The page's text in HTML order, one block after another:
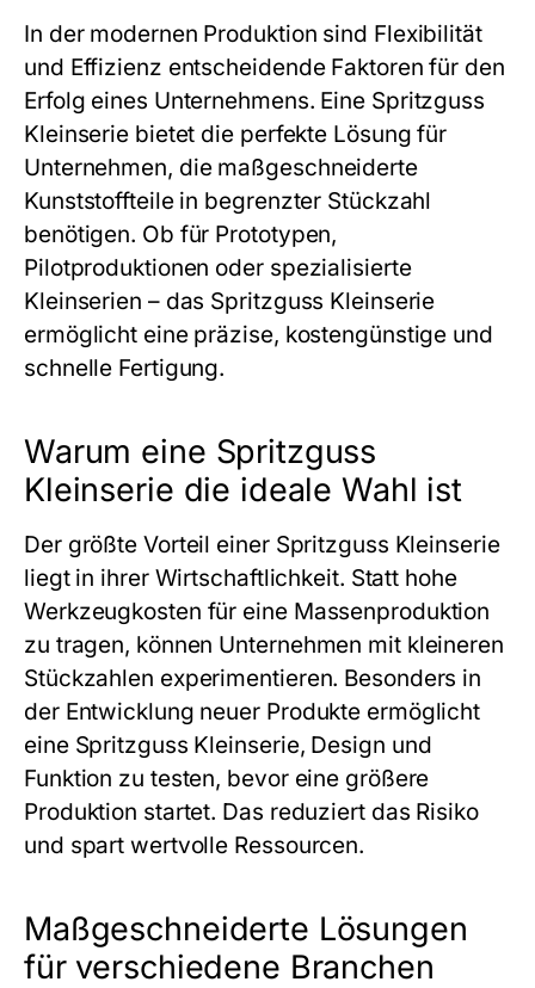
In der modernen Produktion sind Flexibilität
und Effizienz entscheidende Faktoren für den
Erfolg eines Unternehmens. Eine Spritzguss
Kleinserie bietet die perfekte Lösung für
Unternehmen, die maßgeschneiderte
Kunststoffteile in begrenzter Stückzahl
benötigen. Ob für Prototypen,
Pilotproduktionen oder spezialisierte
Kleinserien – das Spritzguss Kleinserie
ermöglicht eine präzise, kostengünstige und
schnelle Fertigung.
Warum eine Spritzguss
Kleinserie die ideale Wahl ist
Der größte Vorteil einer Spritzguss Kleinserie
liegt in ihrer Wirtschaftlichkeit. Statt hohe
Werkzeugkosten für eine Massenproduktion
zu tragen, können Unternehmen mit kleineren
Stückzahlen experimentieren. Besonders in
der Entwicklung neuer Produkte ermöglicht
eine Spritzguss Kleinserie, Design und
Funktion zu testen, bevor eine größere
Produktion startet. Das reduziert das Risiko
und spart wertvolle Ressourcen.
Maßgeschneiderte Lösungen
für verschiedene Branchen